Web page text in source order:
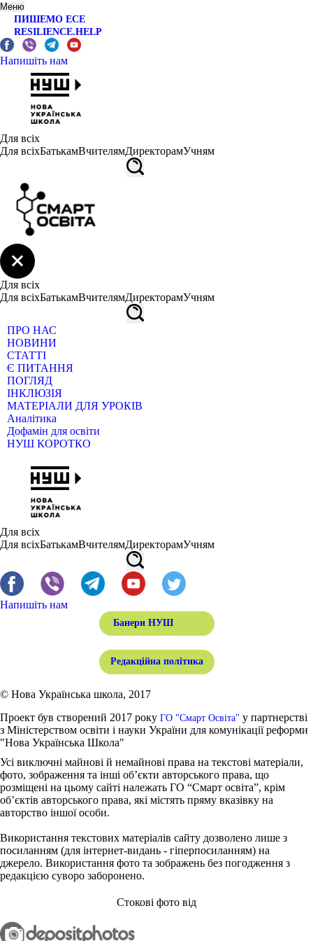
Меню
ПИШЕМО ЕСЕ
RESILIENCE.HELP
Напишіть нам
Для всіх
Для всіхБатькамВчителямДиректорамУчням
Для всіх
Для всіхБатькамВчителямДиректорамУчням
ПРО НАС
НОВИНИ
СТАТТІ
Є ПИТАННЯ
ПОГЛЯД
ІНКЛЮЗІЯ
МАТЕРІАЛИ ДЛЯ УРОКІВ
Аналітика
Дофамін для освіти
НУШ КОРОТКО
Для всіх
Для всіхБатькамВчителямДиректорамУчням
Напишіть нам
Банери НУШ
Редакційна політика
© Нова Українська школа, 2017
Проект був створений 2017 року ГО "Смарт Освіта" у партнерстві
з Міністерством освіти і науки України для комунікації реформи
"Нова Українська Школа"
Усі виключні майнові й немайнові права на текстові матеріали,
фото, зображення та інші об’єкти авторського права, що
розміщені на цьому сайті належать ГО “Смарт освіта”, крім
об’єктів авторського права, які містять пряму вказівку на
авторство іншої особи.
Використання текстових матеріалів сайту дозволено лише з
посиланням (для інтернет-видань - гіперпосиланням) на
джерело. Використання фото та зображень без погодження з
редакцією суворо заборонено.
Стокові фото від